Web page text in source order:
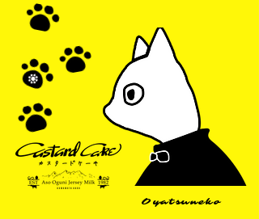
Oyatsuneko